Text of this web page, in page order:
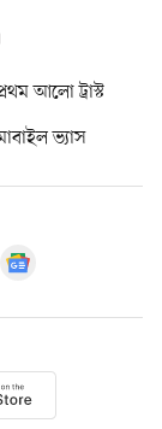
আলো ট্রাস্ট
ভ্যাস